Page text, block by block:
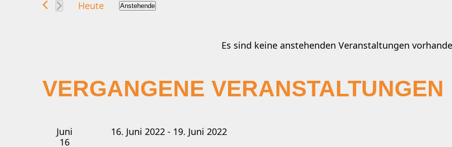
Es sind keine anstehenden Veranstaltungen
UND
nach
Heute Anstehende
VERGANGENE VERANSTALTUNGEN
Juni
16
16. Juni 2022- 19. Juni 2022